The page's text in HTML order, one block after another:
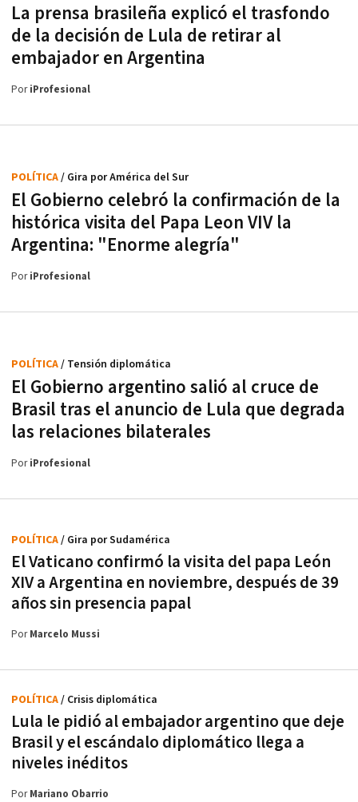
La prensa brasileña explicó el trasfondo
de la decisión de Lula de retirar al
embajador en Argentina
PoriProfesional
El Gobierno celebró la confirmación de la
histórica visita del Papa Leon VIV la
Argentina: "Enorme alegría"
POLÍTICA/ Gira por América del Sur
PoriProfesional
El Gobierno argentino salió al cruce de
Brasil tras el anuncio de Lula que degrada
las relaciones bilaterales
POLÍTICA/ Tensión diplomática
PoriProfesional
El Vaticano confirmó la visita del papa León
XIV a Argentina en noviembre, después de 39
años sin presencia papal
POLÍTICA/ Gira por Sudamérica
PorMarcelo Mussi
Lula le pidió al embajador argentino que deje
Brasil y el escándalo diplomático llega a
niveles inéditos
POLÍTICA/ Crisis diplomática
PorMariano Obarrio